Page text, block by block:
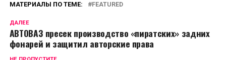
МАТЕРИАЛЫ ПО ТЕМЕ: FEATURED
ДАЛЕЕ
АВТОВАЗ пресек производство «пиратских» задних
фонарей и защитил авторские права